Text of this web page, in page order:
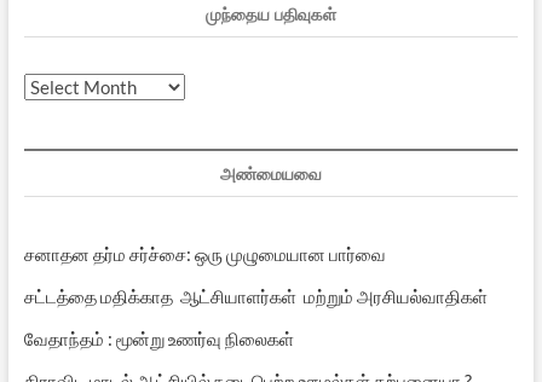
முந்தைய பதிவுகள்
முந்தைய
அண்மையவை
சனாதன தர்ம சர்ச்சை: ஒரு முழுமையான பார்வை
சட்டத்தை மதிக்காத ஆட்சியாளர்கள் மற்றும் அரசியல்வாதிகள்
வேதாந்தம் : மூன்று உணர்வு நிலைகள்